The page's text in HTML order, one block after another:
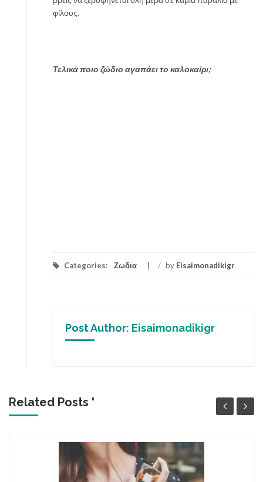
φίλους.
Τελικά ποιο ζώδιο αγαπάει το καλοκαίρι;
Categories: Ζωδια / by Eisaimonadikigr
Post Author: Eisaimonadikigr
Related Posts '